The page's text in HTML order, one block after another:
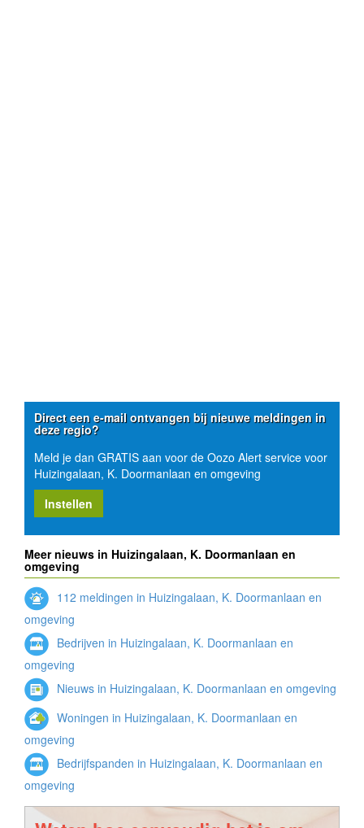
Direct een e-mail ontvangen bij nieuwe meldingen in
deze regio?
Meld je dan GRATIS aan voor de Oozo Alert service voor
Huizingalaan, K. Doormanlaan en omgeving
Meer nieuws in Huizingalaan, K. Doormanlaan en
omgeving
112 meldingen in Huizingalaan, K. Doormanlaan en
omgeving
Bedrijven in Huizingalaan, K. Doormanlaan en
omgeving
Woningen in Huizingalaan, K. Doormanlaan en
omgeving
Bedrijfspanden in Huizingalaan, K. Doormanlaan en
omgeving